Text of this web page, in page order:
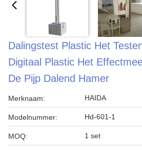
Dalingstest Plastic Het
Digitaal Plastic Het
De Pijp Dalend Hamer
Merknaam: HAIDA
Modelnummer: Hd-601-1
MOQ: 1 set